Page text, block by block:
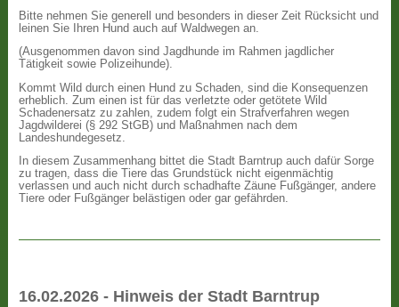
Bitte nehmen Sie generell und besonders in dieser Zeit Rücksicht und
leinen Sie Ihren Hund auch auf Waldwegen an.
(Ausgenommen davon sind Jagdhunde im Rahmen jagdlicher
Tätigkeit sowie Polizeihunde).
Kommt Wild durch einen Hund zu Schaden, sind die Konsequenzen
erheblich. Zum einen ist für das verletzte oder getötete Wild
Schadenersatz zu zahlen, zudem folgt ein Strafverfahren wegen
Jagdwilderei (§ 292 StGB) und Maßnahmen nach dem
Landeshundegesetz.
In diesem Zusammenhang bittet die Stadt Barntrup auch dafür Sorge
zu tragen, dass die Tiere das Grundstück nicht eigenmächtig
verlassen und auch nicht durch schadhafte Zäune Fußgänger, andere
Tiere oder Fußgänger belästigen oder gar gefährden.
16.02.2026 - Hinweis der Stadt Barntrup